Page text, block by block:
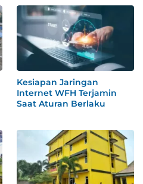
Kesiapan Jaringan
Internet WFH Terjamin
Saat Aturan Berlaku